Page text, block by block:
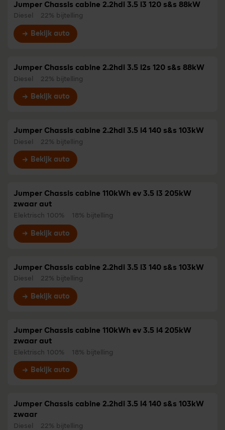
Jumper Chassis cabine 2.2hdi 3.5 l3 120 s&s 88kW
Diesel 22% bijtelling
Bekijk auto
Jumper Chassis cabine 2.2hdi 3.5 l2s 120 s&s 88kW
Diesel 22% bijtelling
Bekijk auto
Jumper Chassis cabine 2.2hdi 3.5 l4 140 s&s 103kW
Diesel 22% bijtelling
Bekijk auto
Jumper Chassis cabine 110kWh ev 3.5 l3 205kW
zwaar aut
Elektrisch 100% 18% bijtelling
Bekijk auto
Jumper Chassis cabine 2.2hdi 3.5 l3 140 s&s 103kW
Diesel 22% bijtelling
Bekijk auto
Jumper Chassis cabine 110kWh ev 3.5 l4 205kW
zwaar aut
Elektrisch 100% 18% bijtelling
Bekijk auto
Jumper Chassis cabine 2.2hdi 3.5 l4 140 s&s 103kW
zwaar
Diesel 22% bijtelling